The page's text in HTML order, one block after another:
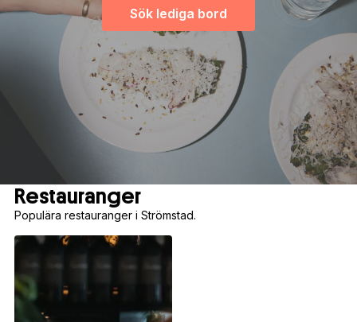
Sök lediga bord
Populära restauranger i Strömstad.
Restauranger